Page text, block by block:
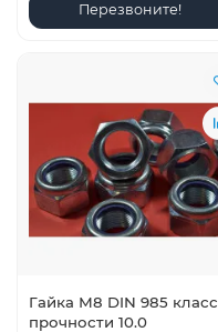
Перезвоните!
Гайка М8 DIN 985 класс
прочности 10.0